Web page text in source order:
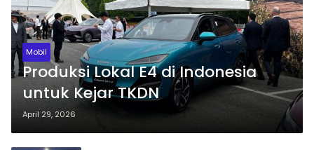
Mobil
Produksi Lokal E4 di Indonesia
untuk Kejar TKDN
April 29, 2026